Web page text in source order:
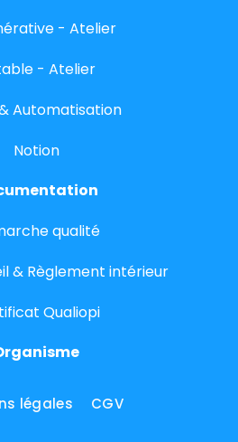
- Atelier
- Atelier
Automatisation
Notion
qualité
& Règlement intérieur
Qualiopi
légales CGV